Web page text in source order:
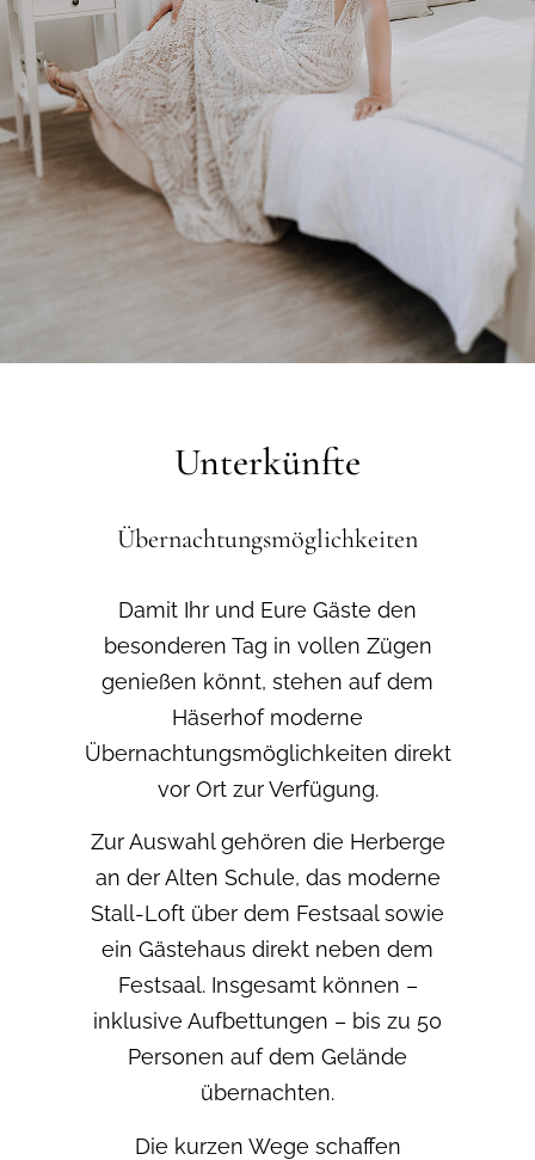
Unterkünfte
Übernachtungsmöglichkeiten
Damit Ihr und Eure Gäste den
besonderen Tag in vollen Zügen
genießen könnt, stehen auf dem
Häserhof moderne
Übernachtungsmöglichkeiten direkt
vor Ort zur Verfügung.
Zur Auswahl gehören die Herberge
an der Alten Schule, das moderne
Stall-Loft über dem Festsaal sowie
ein Gästehaus direkt neben dem
Festsaal. Insgesamt können –
inklusive Aufbettungen – bis zu 50
Personen auf dem Gelände
übernachten.
Die kurzen Wege schaffen